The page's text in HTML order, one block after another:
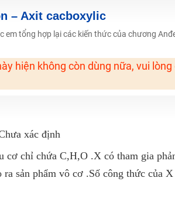
thầy cô giáo giỏi, nổi tiếng
- Ba bước luyện thi TN THPT - ĐH ít nhất 25 điểm
1K Chỉ Từ 11-13/09/2024
- 399K (13/11-15/11)
văn 7 - xây nền vững chắc cho tương lai!
môn Toán, Văn, Hóa, Anh, Lý với giáo viên giỏi và nổi
– Axit cacboxylic
em tổng hợp lại các kiến thức của chương
hiện không còn dùng nữa, vui
xác định
cơ chỉ chứa C,H,O .X có tham gia
ra sản phẩm vô cơ .Số công thức của